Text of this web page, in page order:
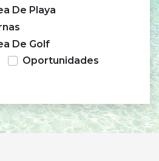
De Playa
De Golf
Oportunidades